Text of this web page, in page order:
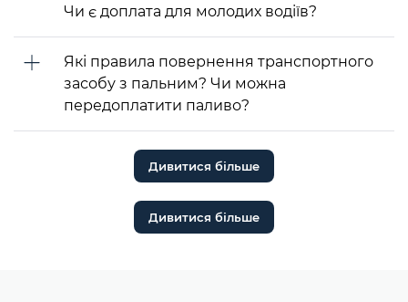
Чи є доплата для молодих водіїв?
Які правила повернення транспортного
засобу з пальним? Чи можна
передоплатити паливо?
Дивитися більше
Дивитися більше